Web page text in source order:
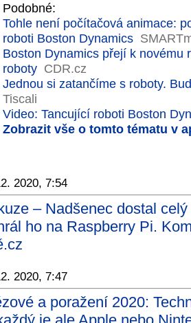
Podobné:
Tohle není počítačová animace:
roboti Boston Dynamics
Boston Dynamics přejí k novému
roboty CDR.cz
Jednou si zatančíme s roboty.
Tiscali
Video: Tancující roboti Boston
Zobrazit vše o tomto tématu v
2020, 7:54
– Nadšenec dostal
ho na Raspberry Pi.
2020, 7:47
a poražení 2020: